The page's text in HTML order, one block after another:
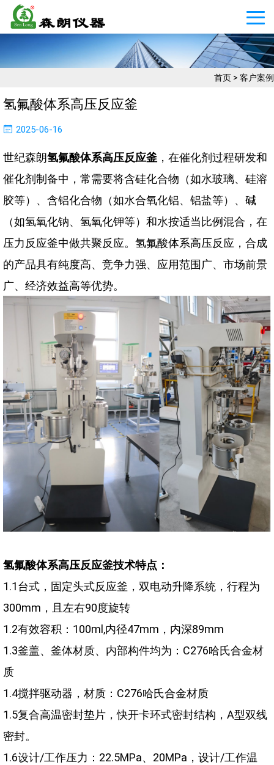
首页 > 客户案例
氢氟酸体系高压反应釜
2025-06-16
世纪森朗氢氟酸体系高压反应釜 ，在催化剂过程研发和
催化剂制备中，常需要将含硅化合物（如水玻璃、硅溶
胶等）、含铝化合物（如水合氧化铝、铝盐等）、碱
（如氢氧化钠、氢氧化钾等）和水按适当比例混合，在
压力反应釜中做共聚反应。氢氟酸体系高压反应，合成
的产品具有纯度高、竞争力强、应用范围广、市场前景
广、经济效益高等优势。
氢氟酸体系高压反应釜技术特点：
1.1台式，固定头式反应釜，双电动升降系统，行程为
300mm，且左右90度旋转
1.2有效容积：100ml,内径47mm，内深89mm
1.3釜盖、釜体材质、内部构件均为：C276哈氏合金材
质
1.4搅拌驱动器，材质：C276哈氏合金材质
1.5复合高温密封垫片，快开卡环式密封结构，A型双线
密封。
1.6设计/工作压力：22.5MPa、20MPa，设计/工作温